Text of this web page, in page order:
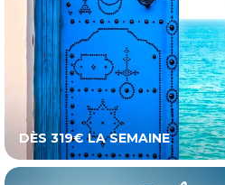
DÈS 319€ LA SEMAINE